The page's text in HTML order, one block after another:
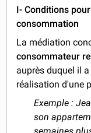
I- Conditions
consommation
La médiation
consommateur
auprès duquel il
réalisation d'une
Exemple :
son